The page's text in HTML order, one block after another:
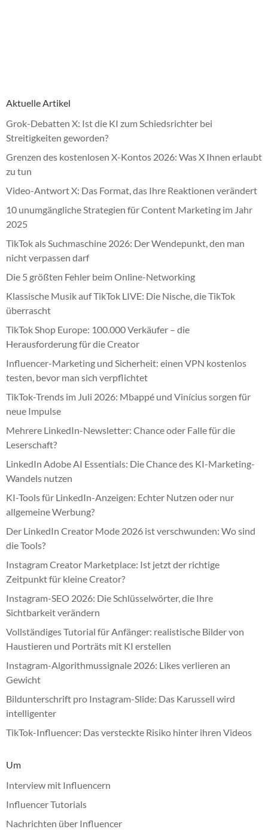
Aktuelle Artikel
Grok-Debatten X: Ist die KI zum Schiedsrichter bei
Streitigkeiten geworden?
Grenzen des kostenlosen X-Kontos 2026: Was X Ihnen erlaubt
zu tun
Video-Antwort X: Das Format, das Ihre Reaktionen verändert
10 unumgängliche Strategien für Content Marketing im Jahr
2025
TikTok als Suchmaschine 2026: Der Wendepunkt, den man
nicht verpassen darf
Die 5 größten Fehler beim Online-Networking
Klassische Musik auf TikTok LIVE: Die Nische, die TikTok
überrascht
TikTok Shop Europe: 100.000 Verkäufer – die
Herausforderung für die Creator
Influencer-Marketing und Sicherheit: einen VPN kostenlos
testen, bevor man sich verpflichtet
TikTok-Trends im Juli 2026: Mbappé und Vinícius sorgen für
neue Impulse
Mehrere LinkedIn-Newsletter: Chance oder Falle für die
Leserschaft?
LinkedIn Adobe AI Essentials: Die Chance des KI-Marketing-
Wandels nutzen
KI-Tools für LinkedIn-Anzeigen: Echter Nutzen oder nur
allgemeine Werbung?
Der LinkedIn Creator Mode 2026 ist verschwunden: Wo sind
die Tools?
Instagram Creator Marketplace: Ist jetzt der richtige
Zeitpunkt für kleine Creator?
Instagram-SEO 2026: Die Schlüsselwörter, die Ihre
Sichtbarkeit verändern
Vollständiges Tutorial für Anfänger: realistische Bilder von
Haustieren und Porträts mit KI erstellen
Instagram-Algorithmussignale 2026: Likes verlieren an
Gewicht
Bildunterschrift pro Instagram-Slide: Das Karussell wird
intelligenter
TikTok-Influencer: Das versteckte Risiko hinter ihren Videos
Um
Interview mit Influencern
Influencer Tutorials
Nachrichten über Influencer